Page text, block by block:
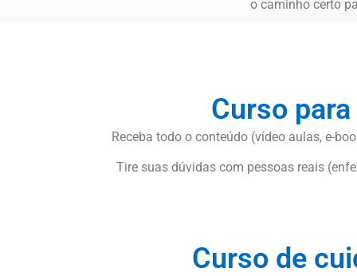
o caminho certo
Curso
Receba todo o conteúdo (vídeo aulas, e-
Tire suas dúvidas com pessoas reais
Curso de